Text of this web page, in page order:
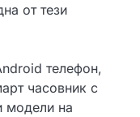
от тези
телефон,
часовник с
модели на